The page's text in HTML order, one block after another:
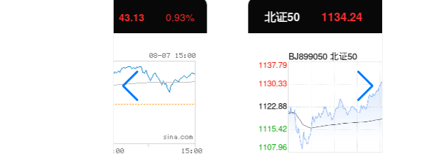
北证50 11.37 1.01%